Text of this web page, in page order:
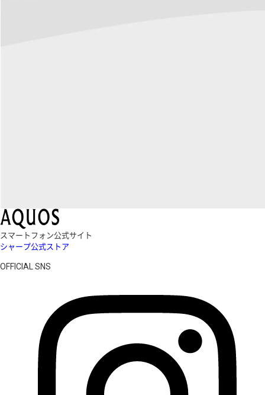
スマートフォン公式サイト
シャープ公式ストア
OFFICIAL SNS